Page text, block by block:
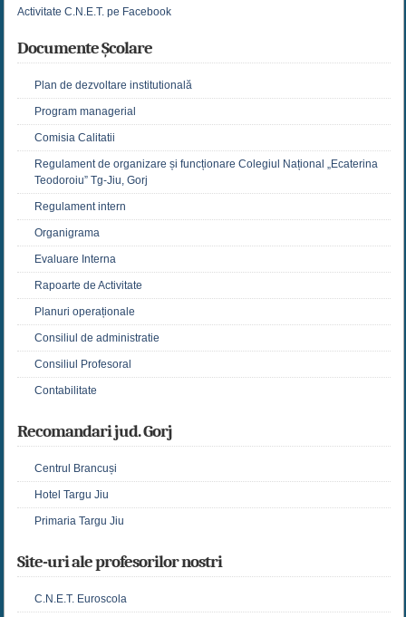
Activitate C.N.E.T. pe Facebook
Documente Școlare
Plan de dezvoltare institutională
Program managerial
Comisia Calitatii
Regulament de organizare și funcționare Colegiul Național „Ecaterina
Teodoroiu” Tg-Jiu, Gorj
Regulament intern
Organigrama
Evaluare Interna
Rapoarte de Activitate
Planuri operaționale
Consiliul de administratie
Consiliul Profesoral
Contabilitate
Recomandari jud. Gorj
Centrul Brancuși
Hotel Targu Jiu
Primaria Targu Jiu
Site-uri ale profesorilor nostri
C.N.E.T. Euroscola